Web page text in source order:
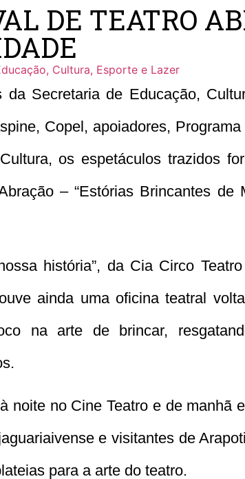
DE TEATRO
Cultura, Esporte e Lazer
Secretaria de Educação,
Copel, apoiadores,
os espetáculos trazidos
– “Estórias Brincantes de
história”, da Cia Circo
ainda uma oficina teatral
na arte de brincar,
noite no Cine Teatro e de manhã
e visitantes de
para a arte do teatro.